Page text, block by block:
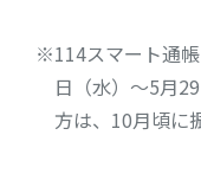
※114スマート通
日（水）～5月
方は、10月頃に